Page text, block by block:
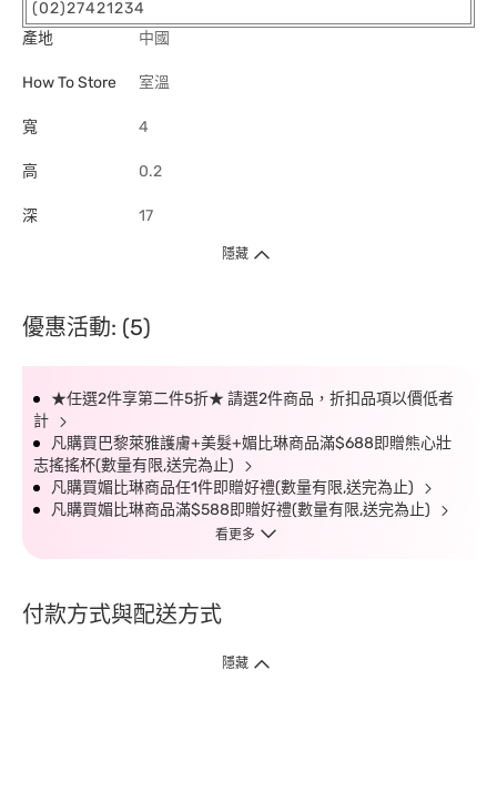
(02)27421234
產地
中國
How To Store 室溫
寬 4
高 0.2
深 17
隱藏
優惠活動: (5)
★任選2件享第二件5折★ 請選2件商品，折扣品項以價低者
計
凡購買巴黎萊雅護膚+美髮+媚比琳商品滿$688即贈熊心壯
志搖搖杯(數量有限,送完為止)
凡購買媚比琳商品任1件即贈好禮(數量有限,送完為止)
凡購買媚比琳商品滿$588即贈好禮(數量有限,送完為止)
看更多
付款方式與配送方式
隱藏